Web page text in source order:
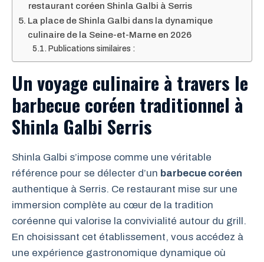
restaurant coréen Shinla Galbi à Serris
La place de Shinla Galbi dans la dynamique
culinaire de la Seine-et-Marne en 2026
Publications similaires :
Un voyage culinaire à travers le
barbecue coréen traditionnel à
Shinla Galbi Serris
Shinla Galbi s’impose comme une véritable
référence pour se délecter d’un barbecue coréen
authentique à Serris. Ce restaurant mise sur une
immersion complète au cœur de la tradition
coréenne qui valorise la convivialité autour du grill.
En choisissant cet établissement, vous accédez à
une expérience gastronomique dynamique où